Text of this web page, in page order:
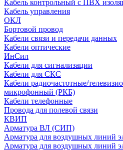
Кабель контрольный с ПВХ
Кабель управления
ОКЛ
Бортовой провод
Кабели связи и передачи данных
Кабели оптические
ИнСил
Кабели для сигнализации
Кабели для СКС
Кабели радиочастотные/
микрофонный (РКБ)
Кабели телефонные
Провода для полевой связи
КВИП
Арматура ВЛ (СИП)
Арматура для воздушных линий
Арматура для воздушных линий